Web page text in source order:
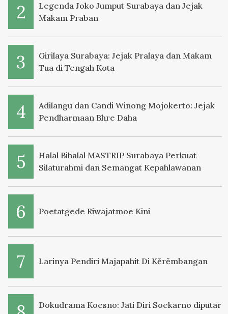
Legenda Joko Jumput Surabaya dan Jejak
Makam Praban
Girilaya Surabaya: Jejak Pralaya dan Makam
Tua di Tengah Kota
Adilangu dan Candi Winong Mojokerto: Jejak
Pendharmaan Bhre Daha
Halal Bihalal MASTRIP Surabaya Perkuat
Silaturahmi dan Semangat Kepahlawanan
Poetatgede Riwajatmoe Kini
Larinya Pendiri Majapahit Di Kěrěmbangan
Dokudrama Koesno: Jati Diri Soekarno diputar